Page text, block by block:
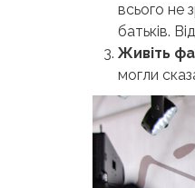
всього не
батьків.
Живіть
могли